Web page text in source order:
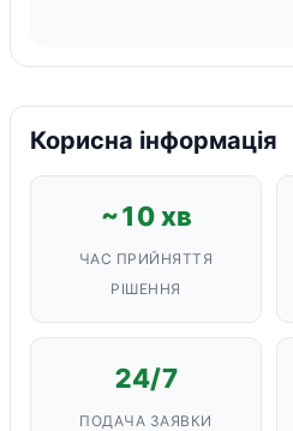
Корисна інформація
~10 хв
ЧАС ПРИЙНЯТТЯ
РІШЕННЯ
24/7
ПОДАЧА ЗАЯВКИ